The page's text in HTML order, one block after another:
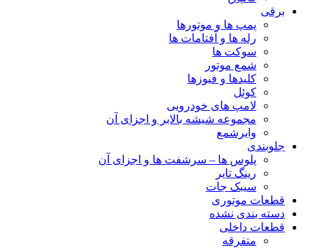
برقی
پمپ ها و موتورها
رله ها و آفتامات ها
سوکت ها
شمع موتور
کلیدها و فیوزها
کوئل
لامپ های خودرویی
مجموعه شیشه بالابر و اجزای آن
وایرشمع
جلوبندی
پلوس ها – سرشفت ها و اجزای آن
رینگ تایر
سیبک جات
قطعات موتوری
دسته بندی نشده
قطعات داخلی
متفرقه